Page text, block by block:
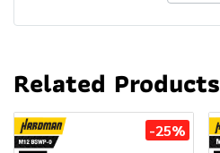
Related Products
-25%